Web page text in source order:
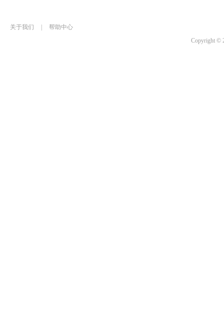
关于我们
帮助中心
Copyright ©